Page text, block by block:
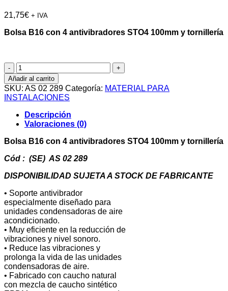
21,75€ + IVA
Bolsa B16 con 4 antivibradores STO4 100mm y tornillería
Bolsa
B16
con
4
antivibradores
STO4
100mm
cantidad
Añadir al carrito
SKU: AS 02 289 Categoría: MATERIAL PARA
INSTALACIONES
Descripción
Valoraciones (0)
Bolsa B16 con 4 antivibradores STO4 100mm y tornillería
Cód : (SE) AS 02 289
DISPONIBILIDAD SUJETA A STOCK DE FABRICANTE
• Soporte antivibrador
especialmente diseñado para
unidades condensadoras de aire
acondicionado.
• Muy eficiente en la reducción de
vibraciones y nivel sonoro.
• Reduce las vibraciones y
prolonga la vida de las unidades
condensadoras de aire.
• Fabricado con caucho natural
con mezcla de caucho sintético